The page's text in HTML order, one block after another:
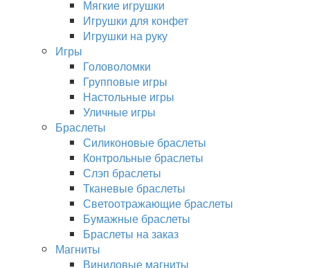
Мягкие игрушки
Игрушки для конфет
Игрушки на руку
Игры
Головоломки
Групповые игры
Настольные игры
Уличные игры
Браслеты
Силиконовые браслеты
Контрольные браслеты
Слэп браслеты
Тканевые браслеты
Светоотражающие браслеты
Бумажные браслеты
Браслеты на заказ
Магниты
Виниловые магниты